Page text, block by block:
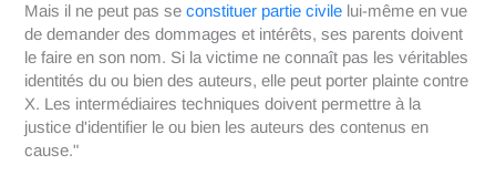
Mais il ne peut pas seconstituer partie civile lui-même en vue
de demander des dommages et intérêts, ses parents doivent
le faire en son nom. Si la victime ne connaît pas les véritables
identités du ou bien des auteurs, elle peut porter plainte contre
X. Les intermédiaires techniques doivent permettre à la
justice d'identifier le ou bien les auteurs des contenus en
cause."